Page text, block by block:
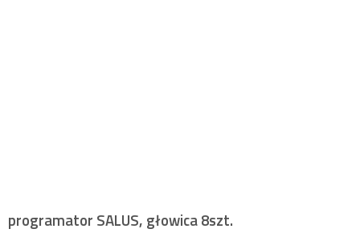
programator SALUS, głowica 8szt.